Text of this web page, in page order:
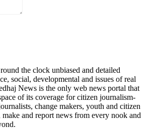
the clock unbiased and detailed
social, developmental and issues of real
News is the only web news portal that
of its coverage for citizen journalism-
change makers, youth and citizen
and report news from every nook and